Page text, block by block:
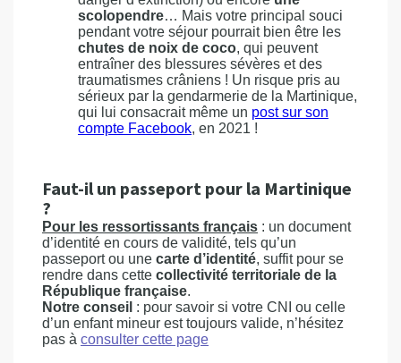
scolopendre… Mais votre principal souci
pendant votre séjour pourrait bien être les
chutes de noix de coco, qui peuvent
entraîner des blessures sévères et des
traumatismes crâniens ! Un risque pris au
sérieux par la gendarmerie de la Martinique,
qui lui consacrait même un post sur son
compte Facebook, en 2021 !
Faut-il un passeport pour la Martinique
?
Pour les ressortissants français : un document
d’identité en cours de validité, tels qu’un
passeport ou une carte d’identité, suffit pour se
rendre dans cette collectivité territoriale de la
République française.
Notre conseil : pour savoir si votre CNI ou celle
d’un enfant mineur est toujours valide, n’hésitez
pas à consulter cette page